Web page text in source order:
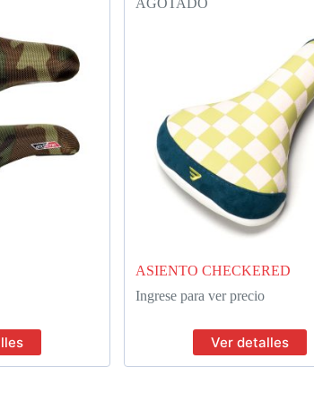
ASIENTO CHECKERED
Ingrese para ver precio
Ver detalles